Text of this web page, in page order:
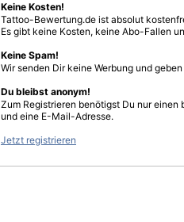
Keine Kosten!
Tattoo-Bewertung.de ist absolut
Es gibt keine Kosten, keine Abo-Fallen
Keine Spam!
Wir senden Dir keine Werbung und
Du bleibst anonym!
Zum Registrieren benötigst Du nur einen
und eine E-Mail-Adresse.
Jetzt registrieren